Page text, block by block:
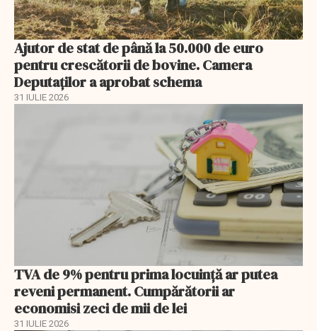
Ajutor de stat de până la 50.000 de euro
pentru crescătorii de bovine. Camera
Deputaților a aprobat schema
31 IULIE 2026
TVA de 9% pentru prima locuință ar putea
reveni permanent. Cumpărătorii ar
economisi zeci de mii de lei
31 IULIE 2026